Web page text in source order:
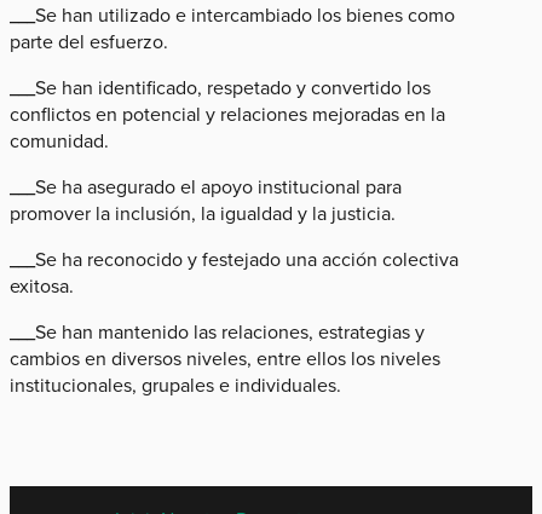
___Se han utilizado e intercambiado los bienes como
parte del esfuerzo.
___Se han identificado, respetado y convertido los
conflictos en potencial y relaciones mejoradas en la
comunidad.
___Se ha asegurado el apoyo institucional para
promover la inclusión, la igualdad y la justicia.
___Se ha reconocido y festejado una acción colectiva
exitosa.
___Se han mantenido las relaciones, estrategias y
cambios en diversos niveles, entre ellos los niveles
institucionales, grupales e individuales.